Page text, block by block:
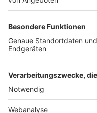
TOP-PARTNER